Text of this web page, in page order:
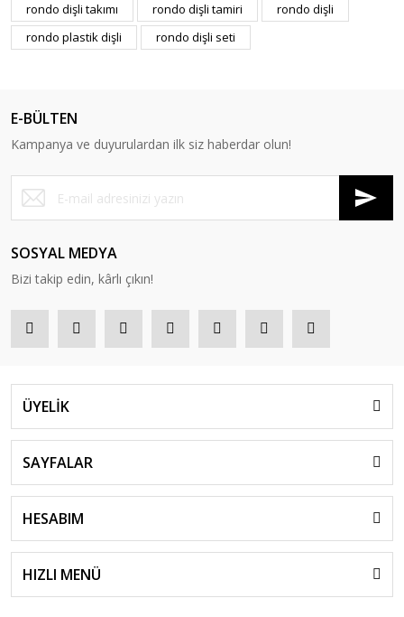
rondo dişli takımı
rondo dişli tamiri
rondo dişli
rondo plastik dişli
rondo dişli seti
E-BÜLTEN
Kampanya ve duyurulardan ilk siz haberdar olun!
SOSYAL MEDYA
Bizi takip edin, kârlı çıkın!
ÜYELİK
SAYFALAR
HESABIM
HIZLI MENÜ